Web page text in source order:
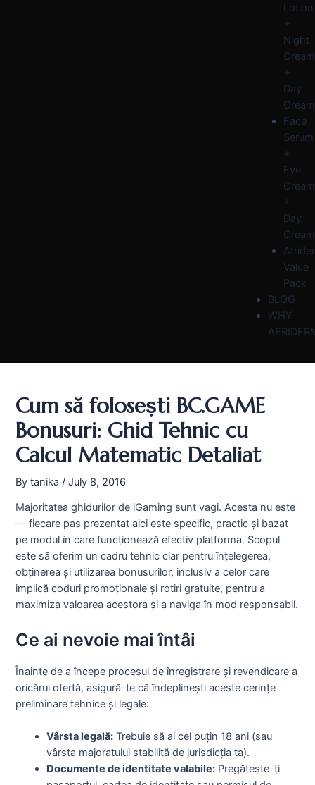
Lotion
+
Night
Cream
+
Day
Cream
Face
Serum
+
Eye
Cream
+
Day
Cream
Value
Pack
BLOG
WHY
Cum să folosești BC.GAME
Bonusuri: Ghid Tehnic cu
Calcul Matematic Detaliat
Bytanika /July 8, 2016
Majoritatea ghidurilor de iGaming sunt vagi. Acesta nu este
— fiecare pas prezentat aici este specific, practic și bazat
pe modul în care funcționează efectiv platforma. Scopul
este să oferim un cadru tehnic clar pentru înțelegerea,
obținerea și utilizarea bonusurilor, inclusiv a celor care
implică coduri promoționale și rotiri gratuite, pentru a
maximiza valoarea acestora și a naviga în mod responsabil.
Ce ai nevoie mai întâi
Înainte de a începe procesul de înregistrare și revendicare a
oricărui ofertă, asigură-te că îndeplinești aceste cerințe
preliminare tehnice și legale:
Vârsta legală: Trebuie să ai cel puțin 18 ani (sau
vârsta majoratului stabilită de jurisdicția ta).
Documente de identitate valabile: Pregătește-ți